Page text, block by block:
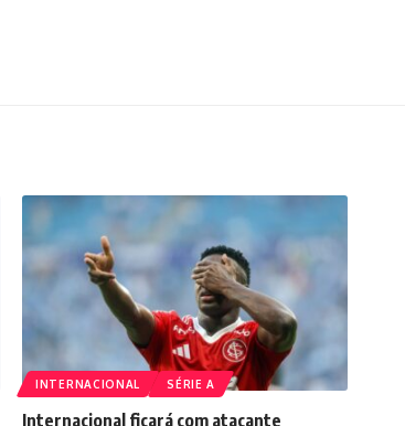
INTERNACIONAL SÉRIE A
Internacional ficará com atacante